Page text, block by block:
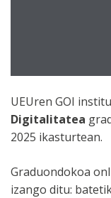
UEUren GOI
Digitalitatea
2025 ikasturtean.
Graduondokoa
izango ditu: